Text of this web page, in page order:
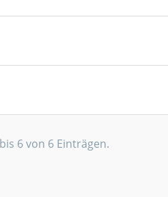
6 von 6 Einträgen.